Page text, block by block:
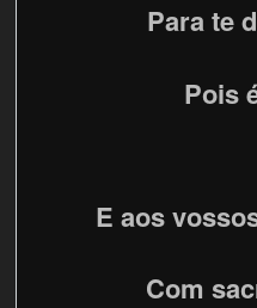
Para te
Pois
E aos
Com